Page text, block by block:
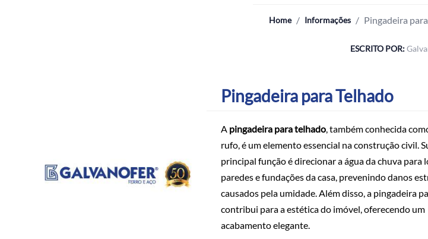
Home / Informações / Pingadeira
ESCRITO POR:
Pingadeira para Telhado
A pingadeira para telhado, também conhecida
rufo, é um elemento essencial na construção civil.
principal função é direcionar a água da chuva para
paredes e fundações da casa, prevenindo danos
causados pela umidade. Além disso, a pingadeira
contribui para a estética do imóvel, oferecendo um
acabamento elegante.